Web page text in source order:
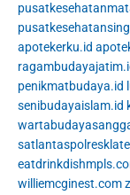
apotekerku.id
penikmatbudaya.id
senibudayaislam.id
williemcginest.com